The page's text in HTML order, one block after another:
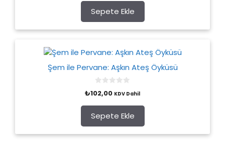
t
o
f
5
Sepete Ekle
Şem ile Pervane: Aşkın Ateş Öyküsü
0
o
t
o
f
5
₺102,00 KDV Dahil
Sepete Ekle